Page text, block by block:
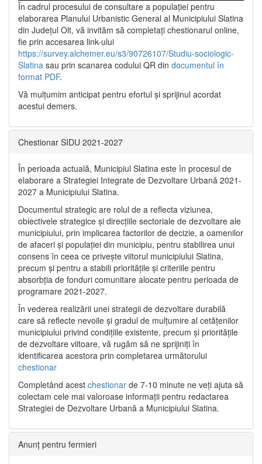
În cadrul procesului de consultare a populaţiei pentru
elaborarea Planului Urbanistic General al Municipiului Slatina
din Județul Olt, vă invităm să completați chestionarul online,
fie prin accesarea link-ului
https://survey.alchemer.eu/s3/90726107/Studiu-sociologic-
Slatina sau prin scanarea codului QR din documentul în
format PDF.
Vă mulţumim anticipat pentru efortul şi sprijinul acordat
acestui demers.
Chestionar SIDU 2021-2027
În perioada actuală, Municipiul Slatina este în procesul de
elaborare a Strategiei Integrate de Dezvoltare Urbană 2021‐
2027 a Municipiului Slatina.
Documentul strategic are rolul de a reflecta viziunea,
obiectivele strategice și direcțiile sectoriale de dezvoltare ale
municipiului, prin implicarea factorilor de decizie, a oamenilor
de afaceri și populației din municipiu, pentru stabilirea unui
consens în ceea ce privește viitorul municipiului Slatina,
precum și pentru a stabili prioritățile și criteriile pentru
absorbția de fonduri comunitare alocate pentru perioada de
programare 2021-2027.
În vederea realizării unei strategii de dezvoltare durabilă
care să reflecte nevoile și gradul de mulțumire al cetățenilor
municipiului privind condițiile existente, precum și prioritățile
de dezvoltare viitoare, vă rugăm să ne sprijiniți în
identificarea acestora prin completarea următorului
chestionar
Completând acest chestionar de 7-10 minute ne veți ajuta să
colectam cele mai valoroase informații pentru redactarea
Strategiei de Dezvoltare Urbană a Municipiului Slatina.
Anunț pentru fermieri